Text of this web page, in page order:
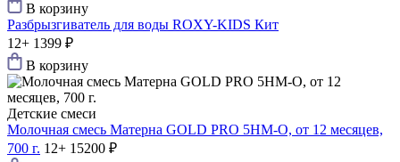
В корзину
Разбрызгиватель для воды ROXY-KIDS Кит
12+ 1399 ₽
В корзину
Детские смеси
Молочная смесь Матерна GOLD PRO 5HM-O, от 12 месяцев,
700 г. 12+ 15200 ₽